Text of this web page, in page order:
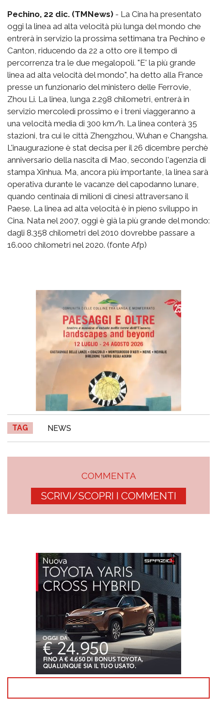
Pechino, 22 dic. (TMNews) - La Cina ha presentato
oggi la linea ad alta velocità più lunga del mondo che
entrerà in servizio la prossima settimana tra Pechino e
Canton, riducendo da 22 a otto ore il tempo di
percorrenza tra le due megalopoli. "E' la più grande
linea ad alta velocità del mondo", ha detto alla France
presse un funzionario del ministero delle Ferrovie,
Zhou Li. La linea, lunga 2.298 chilometri, entrerà in
servizio mercoledì prossimo e i treni viaggeranno a
una velocità media di 300 km/h. La linea conterà 35
stazioni, tra cui le città Zhengzhou, Wuhan e Changsha.
L'inaugurazione è stat decisa per il 26 dicembre perchè
anniversario della nascita di Mao, secondo l'agenzia di
stampa Xinhua. Ma, ancora più importante, la linea sarà
operativa durante le vacanze del capodanno lunare,
quando centinaia di milioni di cinesi attraversano il
Paese. La linea ad alta velocità è in pieno sviluppo in
Cina. Nata nel 2007, oggi è già la più grande del mondo:
dagli 8.358 chilometri del 2010 dovrebbe passare a
16.000 chilometri nel 2020. (fonte Afp)
TAG NEWS
COMMENTA
SCRIVI/SCOPRI I COMMENTI